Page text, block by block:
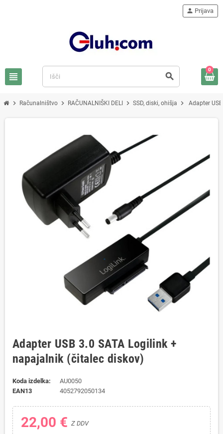
view_headline search
person Prijava
0
chevron_right Računalništvo chevron_right RAČUNALNIŠKI DELI chevron_right SSD, diski, ohišja chevron_right Adapter
Adapter USB 3.0 SATA Logilink +
napajalnik (čitalec diskov)
Koda izdelka:
AU0050
EAN13
4052792050134
22,00 € Z DDV